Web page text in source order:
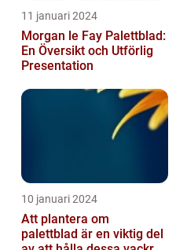
11 januari 2024
Morgan le Fay Palettblad:
En Översikt och Utförlig
Presentation
10 januari 2024
Att plantera om
palettblad är en viktig del